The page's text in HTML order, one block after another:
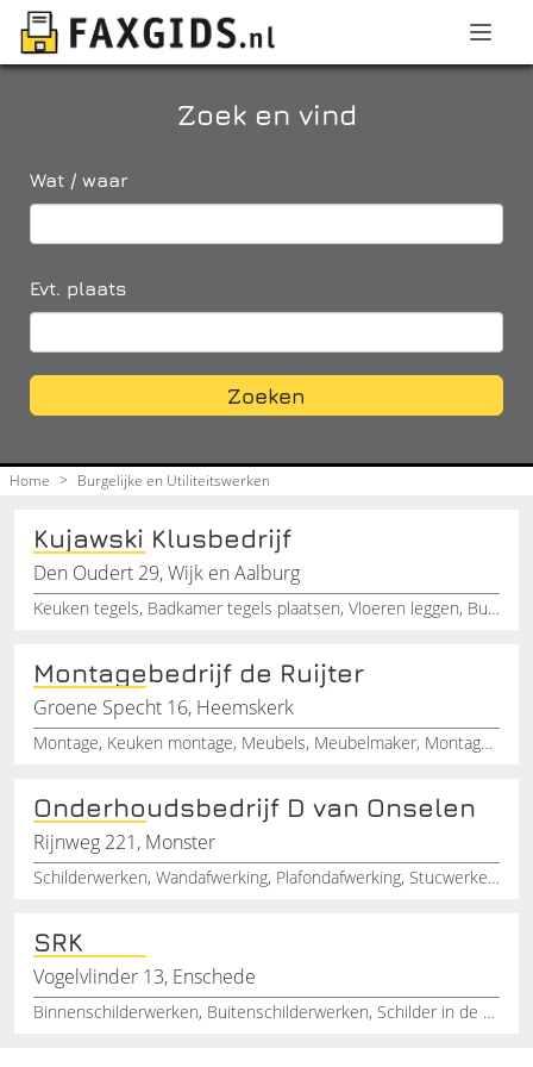
Zoek en vind
Wat / waar
Evt. plaats
Zoeken
Home > Burgelijke en Utiliteitswerken
Kujawski Klusbedrijf
Den Oudert 29, Wijk en Aalburg
Keuken tegels, Badkamer tegels plaatsen, Vloeren leggen, Buiten kozijnen schilderen, Woning schilderen, Badkamer opknappen, Sanitair, Klusbedrijf woning
Montagebedrijf de Ruijter
Groene Specht 16, Heemskerk
Montage, Keuken montage, Meubels, Meubelmaker, Montage van kozijnen, Klein kozijnwerk
Onderhoudsbedrijf D van Onselen
Rijnweg 221, Monster
Schilderwerken, Wandafwerking, Plafondafwerking, Stucwerken, Binnenschilder, Buitenschilder
SRK
Vogelvlinder 13, Enschede
Binnenschilderwerken, Buitenschilderwerken, Schilder in de regio, Glas plaatsen, Glas vervangen, Dubbel glas, Enkel glas, Glazen deuren repareren , Klusbedrijf, Schilder zoeken